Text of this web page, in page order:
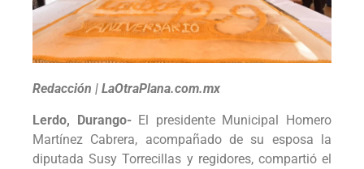
Redacción | LaOtraPlana.com.mx
Lerdo, Durango-El presidente Municipal Homero
Martínez Cabrera, acompañado de su esposa la
diputada Susy Torrecillas y regidores, compartió el